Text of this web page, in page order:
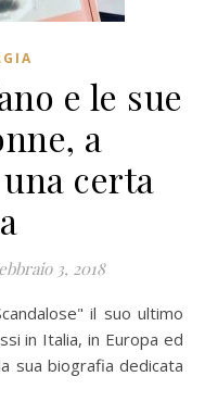
e le sue
a
certa
3, 2018
in Italia, in Europa ed
sua biografia dedicata